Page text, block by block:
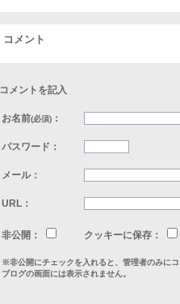
コメント
コメントを記入
お名前(必須) ：
パスワード：
メール：
URL：
非公開： クッキーに保存：
※非公開にチェックを入れると、管理者のみに
ブログの画面には表示されません。